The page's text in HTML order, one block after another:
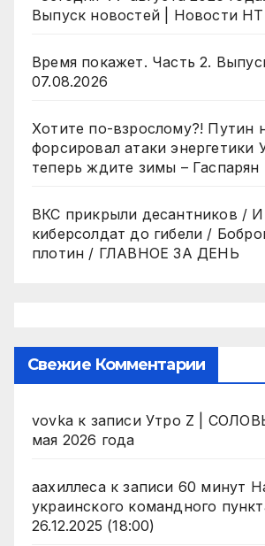
Выпуск новостей | Новости
Время покажет. Часть 2.
07.08.2026
Хотите по-взрослому?! Путин
форсировал атаки энергетики
теперь ждите зимы – Гаспарян
ВКС прикрыли десантников /
киберсолдат до гибели /
плотин / ГЛАВНОЕ ЗА ДЕНЬ
Свежие Комментарии
vovka к записи Утро Z |
мая 2026 года
аахиллесак записи 60 минут
украинского командного
26.12.2025 (18:00)